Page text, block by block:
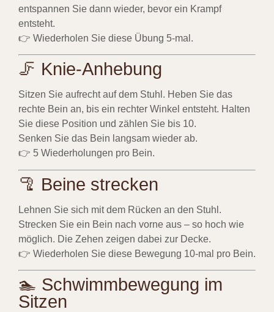
entspannen Sie dann wieder, bevor ein Krampf
entsteht.
👉 Wiederholen Sie diese Übung 5-mal.
🦵 Knie-Anhebung
Sitzen Sie aufrecht auf dem Stuhl. Heben Sie das
rechte Bein an, bis ein rechter Winkel entsteht. Halten
Sie diese Position und zählen Sie bis 10.
Senken Sie das Bein langsam wieder ab.
👉 5 Wiederholungen pro Bein.
🦿 Beine strecken
Lehnen Sie sich mit dem Rücken an den Stuhl.
Strecken Sie ein Bein nach vorne aus – so hoch wie
möglich. Die Zehen zeigen dabei zur Decke.
👉 Wiederholen Sie diese Bewegung 10-mal pro Bein.
🏊 Schwimmbewegung im
Sitzen